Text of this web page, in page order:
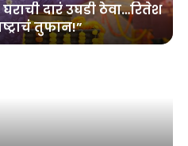
दारं उघडी ठेवा…रितेश
तुफान!”